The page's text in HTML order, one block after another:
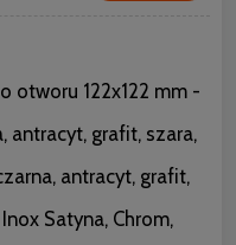
otworu 122x122 mm -
antracyt, grafit, szara,
antracyt, grafit,
Satyna, Chrom,